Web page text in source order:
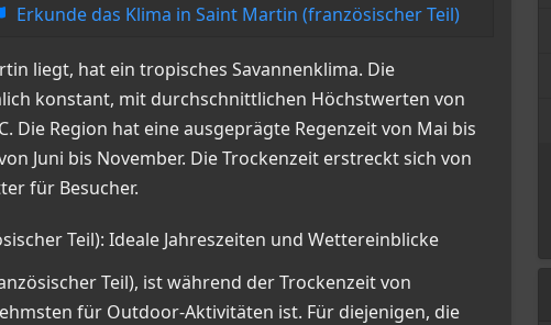
Erkunde das Klima in Saint Martin (französischer Teil)
liegt, hat ein tropisches Savannenklima. Die
konstant, mit durchschnittlichen Höchstwerten von
Die Region hat eine ausgeprägte Regenzeit von Mai bis
Juni bis November. Die Trockenzeit erstreckt sich von
für Besucher.
Teil): Ideale Jahreszeiten und Wettereinblicke
Teil), ist während der Trockenzeit von
für Outdoor-Aktivitäten ist. Für diejenigen, die